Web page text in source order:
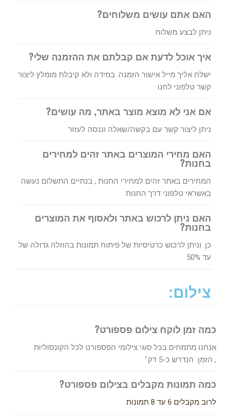
האם אתם עושים משלוחים?
ניתן לבצע משלוח
איך אוכל לדעת אם קבלתם את ההזמנה שלי?
ישלח אליך מייל אישור הזמנה. במידה ולא קיבלת מומלץ ליצור
קשר טלפוני לחנו
אם אני לא מוצא מוצר באתר, מה עושים?
ניתן ליצור קשר עם בקשה/שאלה וננסה לעזור
האם מחירי המוצרים באתר זהים למחירים
בחנות?
המחירים באתר זהים למחירי החנות , בנתיים התשלום נעשה
באשראי טלפוני דרך החנות
האם ניתן לרכוש באתר ולאסוף את המוצרים
בחנות?
כן. וניתן לרכוש כרטיסיות של פיתוח תמונות בהוזלה גדולה של
עד 50%
צילום:
כמה זמן לוקח צילום פספורט?
אנחנו מתמחים בכל סוגי צילומי הפספורט לכל הקונסוליות
, הזמן הנדרש כ-5 דק׳
כמה תמונות מקבלים בצילום פספורט?
לרוב מקבלים 6 עד 8 תמונות